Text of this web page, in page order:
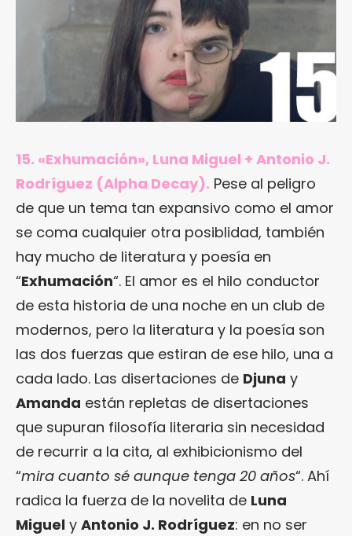
15. «Exhumación», Luna Miguel + Antonio J.
Rodríguez (Alpha Decay). Pese al peligro
de que un tema tan expansivo como el amor
se coma cualquier otra posiblidad, también
hay mucho de literatura y poesía en
“Exhumación“. El amor es el hilo conductor
de esta historia de una noche en un club de
modernos, pero la literatura y la poesía son
las dos fuerzas que estiran de ese hilo, una a
cada lado. Las disertaciones de Djuna y
Amanda están repletas de disertaciones
que supuran filosofía literaria sin necesidad
de recurrir a la cita, al exhibicionismo del
“mira cuanto sé aunque tenga 20 años“. Ahí
radica la fuerza de la novelita de Luna
Miguel y Antonio J. Rodríguez: en no ser